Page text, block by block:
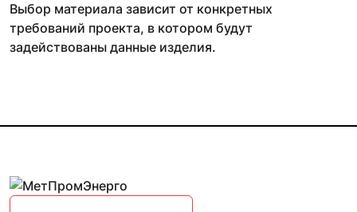
Выбор материала зависит от конкретных
требований проекта, в котором будут
задействованы данные изделия.